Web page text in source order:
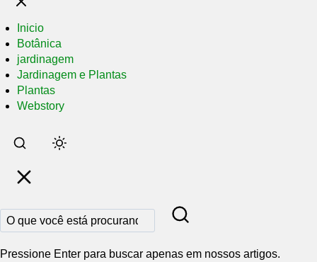
Inicio
Botânica
jardinagem
Jardinagem e Plantas
Plantas
Webstory
Pular
para
conteúdo
principal
Pressione Enter para buscar apenas em nossos artigos.